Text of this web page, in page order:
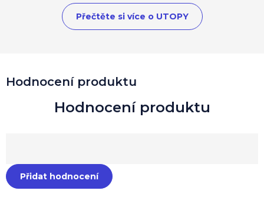
Hodnocení produktu
Přidat hodnocení
Přečtěte si více o UTOPY